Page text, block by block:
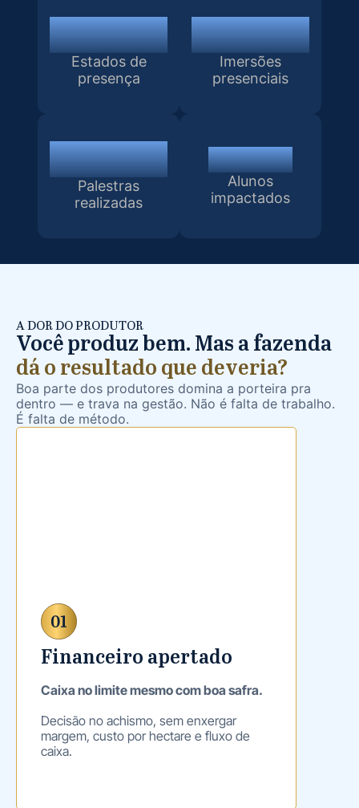
15
Estados de
presença
+34
Imersões
presenciais
+200
Palestras
realizadas
+10 mil
Alunos
impactados
A DOR DO PRODUTOR
Você produz bem. Mas a fazenda
dá o resultado que deveria?
Boa parte dos produtores domina a porteira pra
dentro — e trava na gestão. Não é falta de trabalho.
É falta de método.
Financeiro apertado
Caixa no limite mesmo com boa safra.
Decisão no achismo, sem enxergar
margem, custo por hectare e fluxo de
caixa.